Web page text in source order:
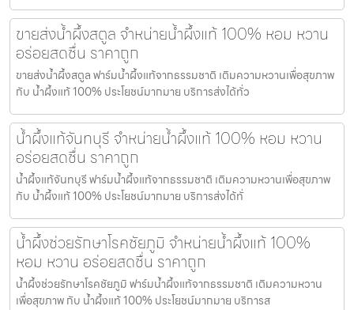
ขายส่งน้ำผึ้งสตูล จำหน่ายน้ำผึ้งแท้ 100% หอม หวาน
อร่อยสดชื่น ราคาถูก
ขายส่งน้ำผึ้งสตูล ฟาร์มน้ำผึ้งแท้จากธรรมชาติ เติมความหวานเพื่อสุขภาพ
กับ น้ำผึ้งแท้ 100% ประโยชน์มากมาย บริการส่งได้ทั่ว
น้ำผึ้งแท้จันทบุรี จำหน่ายน้ำผึ้งแท้ 100% หอม หวาน
อร่อยสดชื่น ราคาถูก
น้ำผึ้งแท้จันทบุรี ฟาร์มน้ำผึ้งแท้จากธรรมชาติ เติมความหวานเพื่อสุขภาพ
กับ น้ำผึ้งแท้ 100% ประโยชน์มากมาย บริการส่งได้ทั่
น้ำผึ้งช่วยรักษาโรคชัยภูมิ จำหน่ายน้ำผึ้งแท้ 100%
หอม หวาน อร่อยสดชื่น ราคาถูก
น้ำผึ้งช่วยรักษาโรคชัยภูมิ ฟาร์มน้ำผึ้งแท้จากธรรมชาติ เติมความหวาน
เพื่อสุขภาพ กับ น้ำผึ้งแท้ 100% ประโยชน์มากมาย บริการส